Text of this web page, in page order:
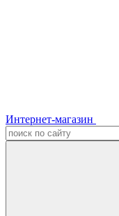
Интернет-магазин